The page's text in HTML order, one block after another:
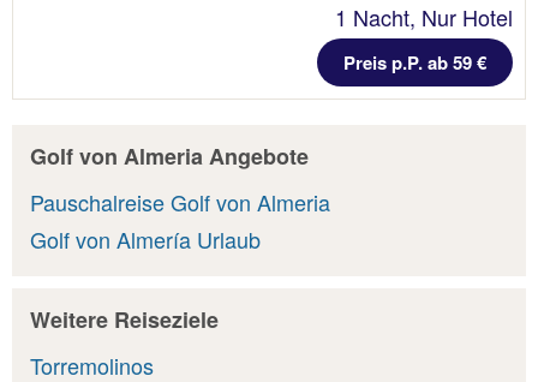
1 Nacht, Nur Hotel
Preis p.P. ab 59 €
Golf von Almeria Angebote
Pauschalreise Golf von Almeria
Golf von Almería Urlaub
Weitere Reiseziele
Torremolinos